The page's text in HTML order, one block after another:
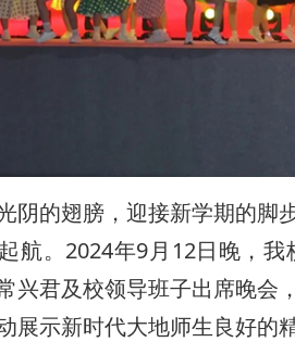
阴的翅膀，迎接新学期的脚
航。2024年9月12日晚，我
兴君及校领导班子出席晚会
展示新时代大地师生良好的